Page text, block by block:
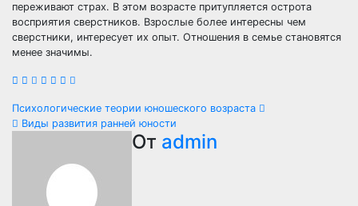
переживают страх. В этом возрасте притупляется острота
восприятия сверстников. Взрослые более интересны чем
сверстники, интересует их опыт. Отношения в семье становятся
менее значимы.
Навигация
записям
Психологические теории юношеского возраста
Виды развития ранней юности
От admin